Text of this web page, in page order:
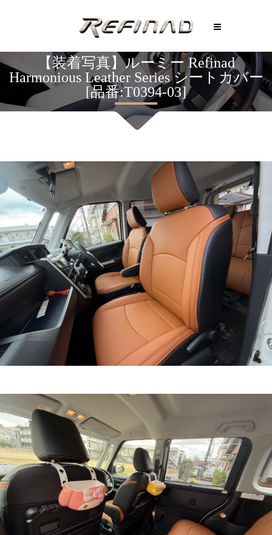
【装着写真】ルーミー Refinad
Harmonious Leather Series シートカバー
[品番:T0394-03]